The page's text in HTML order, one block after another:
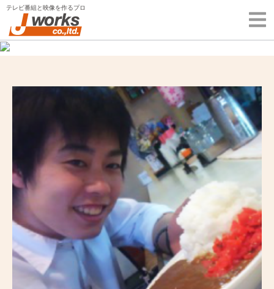
Skip
content
テレビ番組と映像を作るプロ